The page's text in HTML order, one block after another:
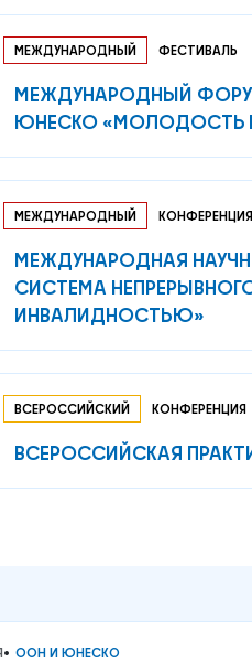
МЕЖДУНАРОДНЫЙ ФЕСТИВАЛЬ
МЕЖДУНАРОДНЫЙ
ЮНЕСКО «МОЛОДОСТЬ
МЕЖДУНАРОДНЫЙ КОНФЕРЕНЦИЯ
МЕЖДУНАРОДНАЯ
СИСТЕМА
ИНВАЛИДНОСТЬЮ»
ВСЕРОССИЙСКИЙ КОНФЕРЕНЦИЯ
ВСЕРОССИЙСКАЯ
ООН И ЮНЕСКО